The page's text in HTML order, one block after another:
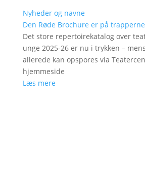
Nyheder og navne
Den Røde Brochure er på trapperne
Det store repertoirekatalog over
unge 2025-26 er nu i trykken –
allerede kan opspores via
hjemmeside
Læs mere